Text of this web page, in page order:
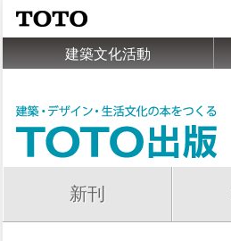
建築文化活動
新刊